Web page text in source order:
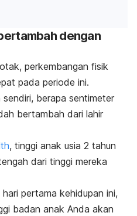
dengan
perkembangan fisik
pada periode ini.
berapa sentimeter
bertambah dari lahir
, tinggi anak usia 2 tahun
dari tinggi mereka
pertama kehidupan ini,
badan anak Anda akan